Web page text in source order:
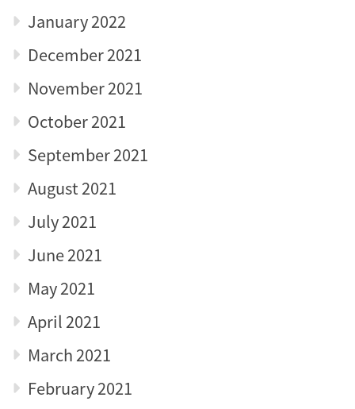
January 2022
December 2021
November 2021
October 2021
September 2021
August 2021
July 2021
June 2021
May 2021
April 2021
March 2021
February 2021